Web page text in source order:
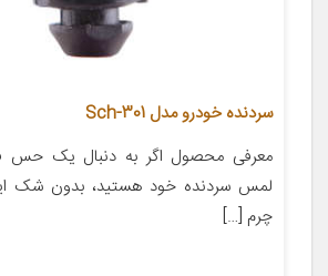
سردنده خودرو مدل Sch-301
معرفی محصول اگر به دنبال یک حس
لمس سردنده خود هستید، بدون شک
چرم […]